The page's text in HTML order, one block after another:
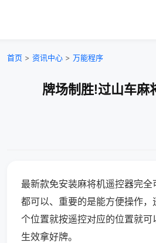
首页 > 资讯中心 > 万能程序
牌场制胜!过山车麻
最新款免安装麻将机遥控器完
都可以、重要的是能方便操作
个位置就按遥控对应的位置就
生效拿好牌。